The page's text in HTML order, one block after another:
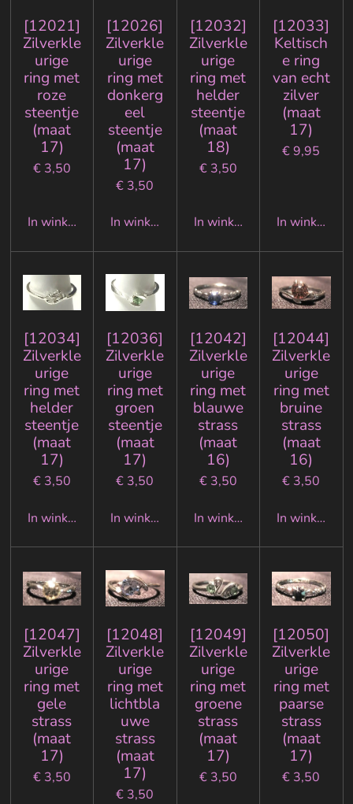
[12021]
Zilverkle
urige
ring met
roze
steentje
(maat
17)
€ 3,50
In winkelwagen
[12026]
Zilverkle
urige
ring met
donkerg
eel
steentje
(maat
17)
€ 3,50
In winkelwagen
[12032]
Zilverkle
urige
ring met
helder
steentje
(maat
18)
€ 3,50
In winkelwagen
[12033]
Keltisch
e ring
van echt
zilver
(maat
17)
€ 9,95
In
[12034]
Zilverkle
urige
ring met
helder
steentje
(maat
17)
€ 3,50
In winkelwagen
[12036]
Zilverkle
urige
ring met
groen
steentje
(maat
17)
€ 3,50
In winkelwagen
[12042]
Zilverkle
urige
ring met
blauwe
strass
(maat
16)
€ 3,50
In winkelwagen
[12044]
Zilverkle
urige
ring met
bruine
strass
(maat
16)
€ 3,50
In
[12047]
Zilverkle
urige
ring met
gele
strass
(maat
17)
€ 3,50
[12048]
Zilverkle
urige
ring met
lichtbla
uwe
strass
(maat
17)
€ 3,50
[12049]
Zilverkle
urige
ring met
groene
strass
(maat
17)
€ 3,50
[12050]
Zilverkle
urige
ring met
paarse
strass
(maat
17)
€ 3,50